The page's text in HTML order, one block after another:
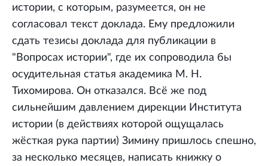
истории, с которым, разумеется, он не
согласовал текст доклада. Ему предложили
сдать тезисы доклада для публикации в
"Вопросах истории", где их сопроводила бы
осудительная статья академика М. Н.
Тихомирова. Он отказался. Всё же под
сильнейшим давлением дирекции Института
истории (в действиях которой ощущалась
жёсткая рука партии) Зимину пришлось спешно,
за несколько месяцев, написать книжку о